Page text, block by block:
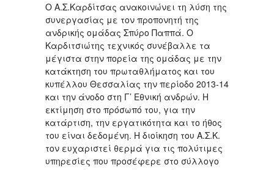
Ο Α.Σ.Καρδίτσας ανακοινώνει τη λύση της
συνεργασίας με τον προπονητή της
ανδρικής ομάδας Σπύρο Παππά. Ο
Καρδιτσιώτης τεχνικός συνέβαλλε τα
μέγιστα στην πορεία της ομάδας με την
κατάκτηση του πρωταθλήματος και του
κυπέλλου Θεσσαλίας την περίοδο 2013-14
και την άνοδο στη Γ’ Εθνική ανδρών. Η
εκτίμηση στο πρόσωπό του, για την
κατάρτιση, την εργατικότητα και το ήθος
του είναι δεδομένη. Η διοίκηση του Α.Σ.Κ.
τον ευχαριστεί θερμά για τις πολύτιμες
υπηρεσίες που προσέφερε στο σύλλογο